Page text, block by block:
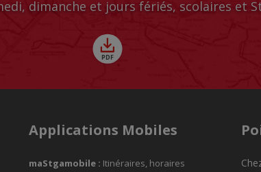
dimanche et jours fériés, scolaires et
Applications Mobiles
maStgamobile : Itinéraires, horaires